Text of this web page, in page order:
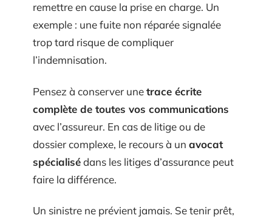
remettre en cause la prise en charge. Un
exemple : une fuite non réparée signalée
trop tard risque de compliquer
l’indemnisation.
Pensez à conserver unetrace écrite
complète de toutes vos communications
avec l’assureur. En cas de litige ou de
dossier complexe, le recours à un avocat
spécialisédans les litiges d’assurance peut
faire la différence.
Un sinistre ne prévient jamais. Se tenir prêt,